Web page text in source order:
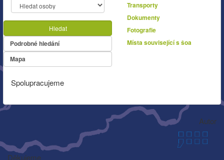
Hledat
Podrobné hledání
Mapa
Transporty
Dokumenty
Fotografie
Místa související s šoa
Spolupracujeme
Autor
Děkujeme